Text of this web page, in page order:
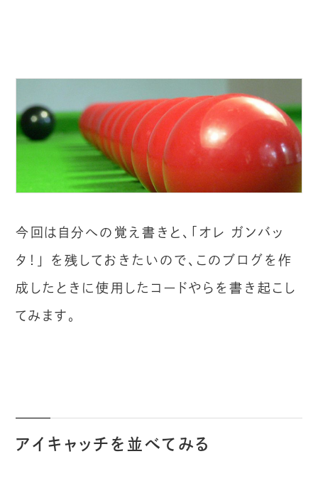
今回は自分への覚え書きと、「オレ ガンバッ
タ！」 を残しておきたいので、このブログを作
成したときに使用したコードやらを書き起こし
てみます。
アイキャッチを並べてみる